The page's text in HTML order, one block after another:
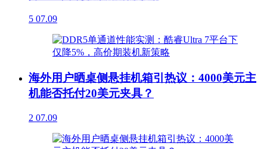
5 07.09
海外用户晒桌侧悬挂机箱引热议：4000美元主
机能否托付20美元夹具？
2 07.09